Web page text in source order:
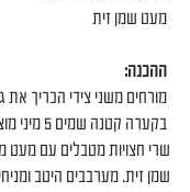
ההכנה:
שרי חצויות מטבלים עם מעט
שמן זית. מערבבים היטב